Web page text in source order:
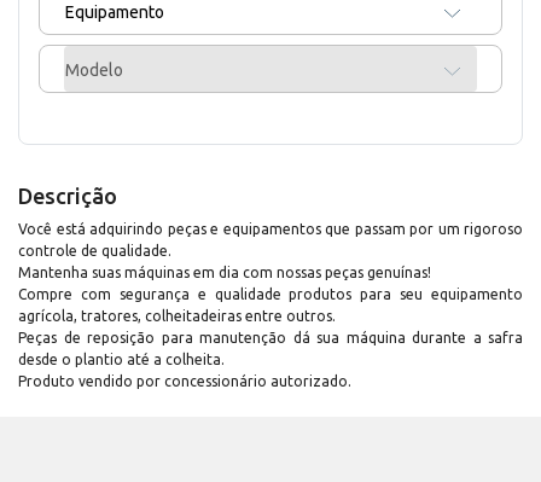
Equipamento
Modelo
Descrição
Você está adquirindo peças e equipamentos que passam por um rigoroso
controle de qualidade.
Mantenha suas máquinas em dia com nossas peças genuínas!
Compre com segurança e qualidade produtos para seu equipamento
agrícola, tratores, colheitadeiras entre outros.
Peças de reposição para manutenção dá sua máquina durante a safra
desde o plantio até a colheita.
Produto vendido por concessionário autorizado.